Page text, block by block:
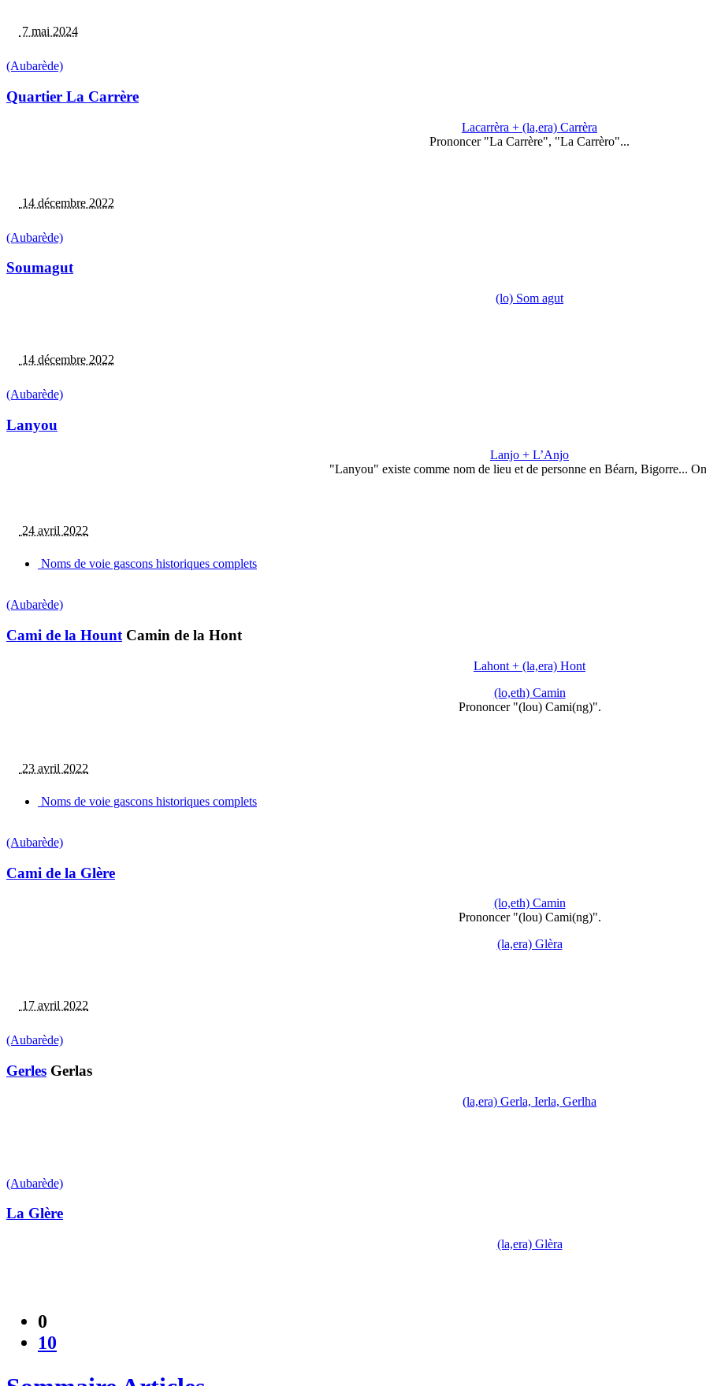
7 mai 2024
(Aubarède)
Quartier La Carrère
Lacarrèra + (la,era) Carrèra
Prononcer "La Carrère", "La Carrèro"...
14 décembre 2022
(Aubarède)
Soumagut
(lo) Som agut
14 décembre 2022
(Aubarède)
Lanyou
Lanjo + L’Anjo
"Lanyou" existe comme nom de lieu et de personne en Béarn, Bigorre...
24 avril 2022
Noms de voie gascons historiques complets
(Aubarède)
Cami de la Hount Camin de la Hont
Lahont + (la,era) Hont
(lo,eth) Camin
Prononcer "(lou) Cami(ng)".
23 avril 2022
Noms de voie gascons historiques complets
(Aubarède)
Cami de la Glère
(lo,eth) Camin
Prononcer "(lou) Cami(ng)".
(la,era) Glèra
17 avril 2022
(Aubarède)
Gerles Gerlas
(la,era) Gerla, Ierla, Gerlha
(Aubarède)
La Glère
(la,era) Glèra
0
10